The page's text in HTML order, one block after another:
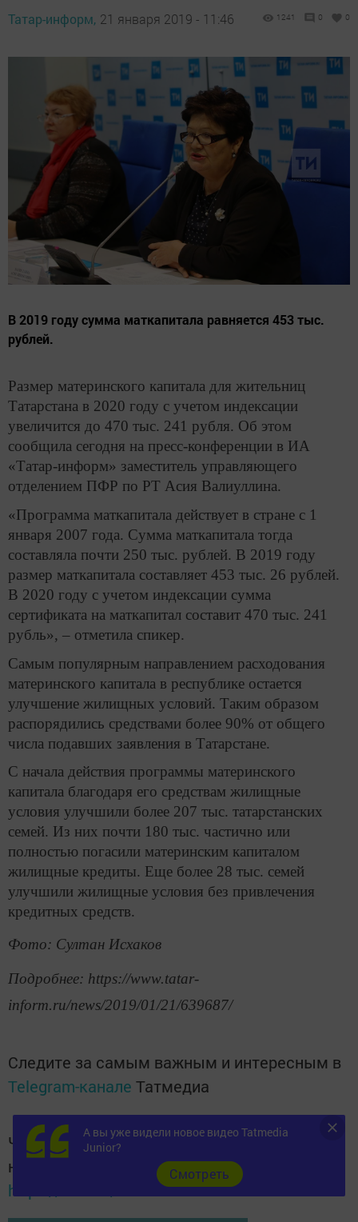
Татар-информ, 21 января 2019 - 11:46 1241 0 0
В 2019 году сумма маткапитала равняется 453 тыс.
рублей.
Размер материнского капитала для жительниц
Татарстана в 2020 году с учетом индексации
увеличится до 470 тыс. 241 рубля. Об этом
сообщила сегодня на пресс-конференции в ИА
«Татар-информ» заместитель управляющего
отделением ПФР по РТ Асия Валиуллина.
«Программа маткапитала действует в стране с 1
января 2007 года. Сумма маткапитала тогда
составляла почти 250 тыс. рублей. В 2019 году
размер маткапитала составляет 453 тыс. 26 рублей.
В 2020 году с учетом индексации сумма
сертификата на маткапитал составит 470 тыс. 241
рубль», – отметила спикер.
Самым популярным направлением расходования
материнского капитала в республике остается
улучшение жилищных условий. Таким образом
распорядились средствами более 90% от общего
числа подавших заявления в Татарстане.
С начала действия программы материнского
капитала благодаря его средствам жилищные
условия улучшили более 207 тыс. татарстанских
семей. Из них почти 180 тыс. частично или
полностью погасили материнским капиталом
жилищные кредиты. Еще более 28 тыс. семей
улучшили жилищные условия без привлечения
кредитных средств.
Фото: Султан Исхаков
Подробнее: https://www.tatar-
inform.ru/news/2019/01/21/639687/
Следите за самым важным и интересным в
Telegram-канале Татмедиа
Читайте новости Татарстана в
национальном мессенджере MАХ:
https://max.ru/tatmedia
А вы уже видели новое видео Tatmedia
Junior?
Cмотреть